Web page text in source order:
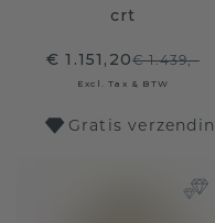
crt
€ 1.151,20€ 1.439,-
Excl. Tax & BTW
Gratis